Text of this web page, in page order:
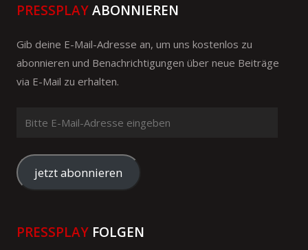
PRESSPLAYABONNIEREN
Gib deine E-Mail-Adresse an, um uns kostenlos zu
abonnieren und Benachrichtigungen über neue Beiträge
via E-Mail zu erhalten.
Mail-
Adresse
eingeben
jetzt abonnieren
PRESSPLAY FOLGEN